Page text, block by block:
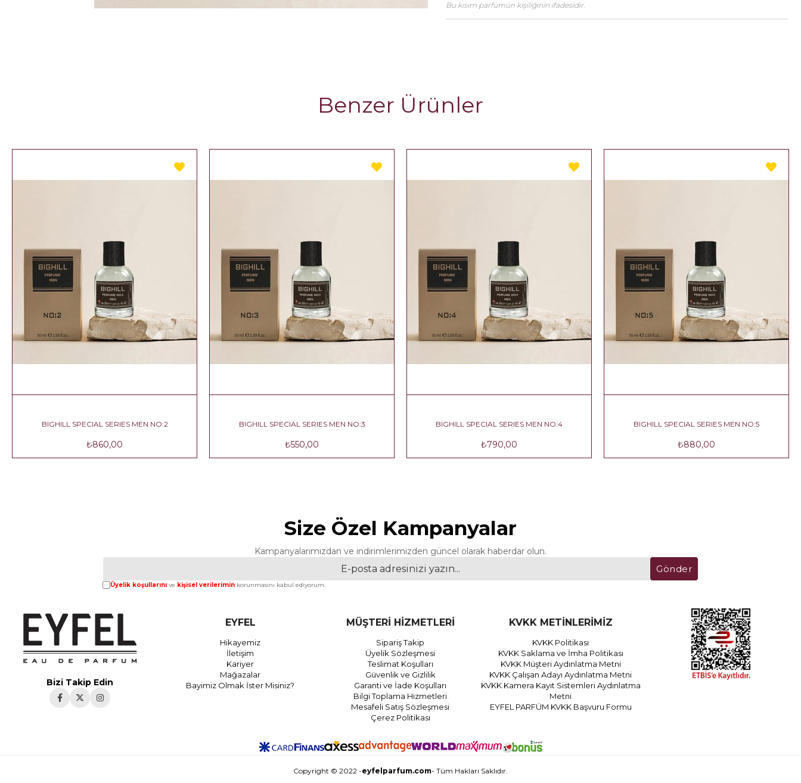
Bu kısım parfümün kişiliğinin ifadesidir.
Benzer Ürünler
BIGHILL SPECIAL SERIES MEN NO:2 BIGHILL SPECIAL SERIES MEN NO:3 BIGHILL SPECIAL SERIES MEN NO:4 BIGHILL SPECIAL SERIES MEN
Size Özel Kampanyalar
Kampanyalarımızdan ve indirimlerimizden güncel olarak haberdar olun.
Gönder
Üyelik koşullarını ve kişisel verilerimin korunmasını kabul ediyorum.
Bizi Takip Edin
EYFEL
Hikayemiz
İletişim
Kariyer
Mağazalar
Bayimiz Olmak İster Misiniz?
MÜŞTERİ HİZMETLERİ
Sipariş Takip
Üyelik Sözleşmesi
Teslimat Koşulları
Güvenlik ve Gizlilik
Garanti ve İade Koşulları
Bilgi Toplama Hizmetleri
Mesafeli Satış Sözleşmesi
Çerez Politikası
KVKK METİNLERİMİZ
KVKK Politikası
KVKK Saklama ve İmha Politikası
KVKK Müşteri Aydınlatma Metni
KVKK Çalışan Adayı Aydınlatma Metni
KVKK Kamera Kayıt Sistemleri Aydınlatma
Metni
EYFEL PARFÜM KVKK Başvuru Formu
Copyright © 2022 -eyfelparfum.com- Tüm Hakları Saklıdır.